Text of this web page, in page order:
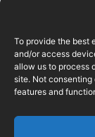
To provide the best
and/or access
allow us to process
site. Not
features and